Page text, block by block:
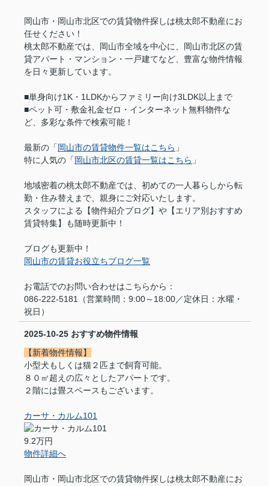
岡山市・岡山市北区での賃貸物件探しは桃太郎不動産にお
任せください！
桃太郎不動産では、岡山市全域を中心に、岡山市北区の賃
貸アパート・マンション・一戸建てなど、豊富な物件情報
を日々更新しています。
■単身向け1K・1LDKからファミリー向け3LDK以上まで
■ペット可・敷金礼金ゼロ・インターネット無料物件な
ど、多彩な条件で検索可能！
最新の「 岡山市の賃貸物件一覧はこちら 」
特に人気の「 岡山市北区の賃貸一覧はこちら 」
地域密着の桃太郎不動産では、初めての一人暮らしから転
勤・住み替えまで、親身にご対応いたします。
スタッフによる【物件紹介ブログ】や【エリア別おすすめ
賃貸特集】も随時更新中！
ブログも更新中！
岡山市の賃貸お役立ちブログ一覧
お電話でのお問い合わせはこちらから：
086-222-5181（営業時間：9:00～18:00／定休日：水曜・
祝日）
2025-10-25 おすすめ物件情報
【新着物件情報】
小型犬もしくは猫２匹まで飼育可能。
８０㎡超えの広々としたアパートです。
２階には畳スペースもございます。
カーサ・カルム101
9.2万円
物件詳細へ
岡山市・岡山市北区での賃貸物件探しは桃太郎不動産にお